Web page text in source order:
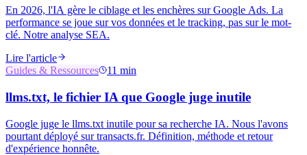
En 2026, l'IA gère le ciblage et les enchères sur Google Ads. La
performance se joue sur vos données et le tracking, pas sur le mot-
clé. Notre analyse SEA.
Lire l'article
Guides & Ressources
11 min
llms.txt, le fichier IA que Google juge inutile
Google juge le llms.txt inutile pour sa recherche IA. Nous l'avons
pourtant déployé sur transacts.fr. Définition, méthode et retour
d'expérience honnête.